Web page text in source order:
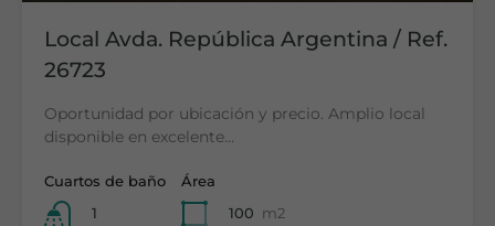
Local Avda. República Argentina / Ref.
26723
Oportunidad por ubicación y precio. Amplio local
disponible en excelente…
Cuartos de baño
1
Área
100 m2